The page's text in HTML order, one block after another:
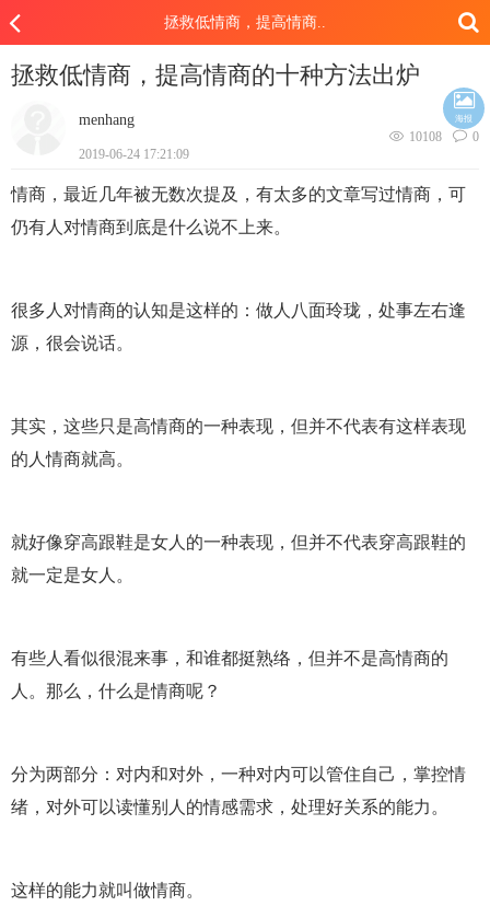
拯救低情商，提高情商..
拯救低情商，提高情商的十种方法出炉
menhang
2019-06-24 17:21:09
10108 0
情商，最近几年被无数次提及，有太多的文章写过情商，可
仍有人对情商到底是什么说不上来。
很多人对情商的认知是这样的：做人八面玲珑，处事左右逢
源，很会说话。
其实，这些只是高情商的一种表现，但并不代表有这样表现
的人情商就高。
就好像穿高跟鞋是女人的一种表现，但并不代表穿高跟鞋的
就一定是女人。
有些人看似很混来事，和谁都挺熟络，但并不是高情商的
人。那么，什么是情商呢？
分为两部分：对内和对外，一种对内可以管住自己，掌控情
绪，对外可以读懂别人的情感需求，处理好关系的能力。
这样的能力就叫做情商。
海报